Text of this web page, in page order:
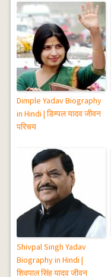
Dimple Yadav Biography
in Hindi | डिम्पल यादव जीवन
परिचय
Shivpal Singh Yadav
Biography in Hindi |
शिवपाल सिंह यादव जीवन